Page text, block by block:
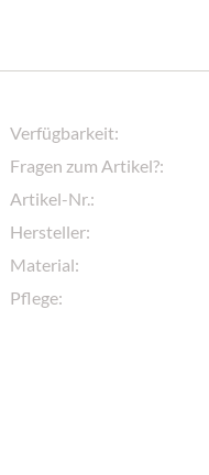
Verfügbarkeit:
Fragen zum Artikel?:
Artikel-Nr.:
Hersteller:
Material:
Pflege: